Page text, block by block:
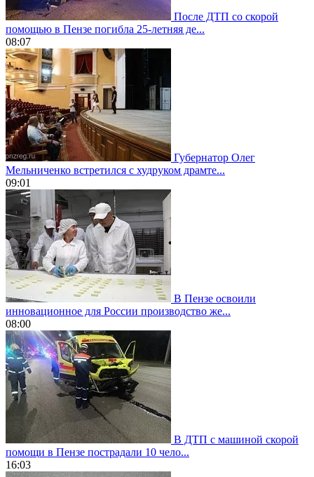
После ДТП со скорой
помощью в Пензе погибла 25-летняя де...
08:07
Губернатор Олег
Мельниченко встретился с худруком драмте...
09:01
В Пензе освоили
инновационное для России производство же...
08:00
В ДТП с машиной скорой
помощи в Пензе пострадали 10 чело...
16:03